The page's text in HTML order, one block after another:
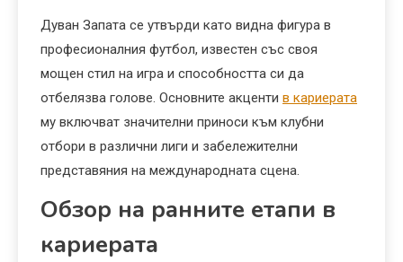
Дуван Запата се утвърди като видна фигура в
професионалния футбол, известен със своя
мощен стил на игра и способността си да
отбелязва голове. Основните акценти в кариерата
му включват значителни приноси към клубни
отбори в различни лиги и забележителни
представяния на международната сцена.
Обзор на ранните етапи в
кариерата